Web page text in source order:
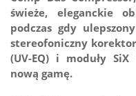
świeże, eleganckie
podczas gdy
stereofoniczny korektor
(UV-EQ) i moduły SiX
nową gamę.